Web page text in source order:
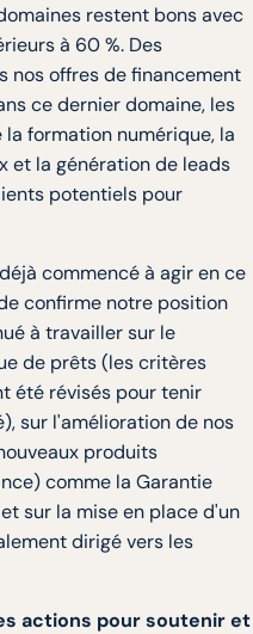
restent bons avec
à 60 %. Des
nos offres de financement
ce dernier domaine, les
formation numérique, la
et la génération de leads
potentiels pour
commencé à agir en ce
confirme notre position
à travailler sur le
de prêts (les critères
été révisés pour tenir
sur l'amélioration de nos
produits
comme la Garantie
sur la mise en place d'un
dirigé vers les
actions pour soutenir et